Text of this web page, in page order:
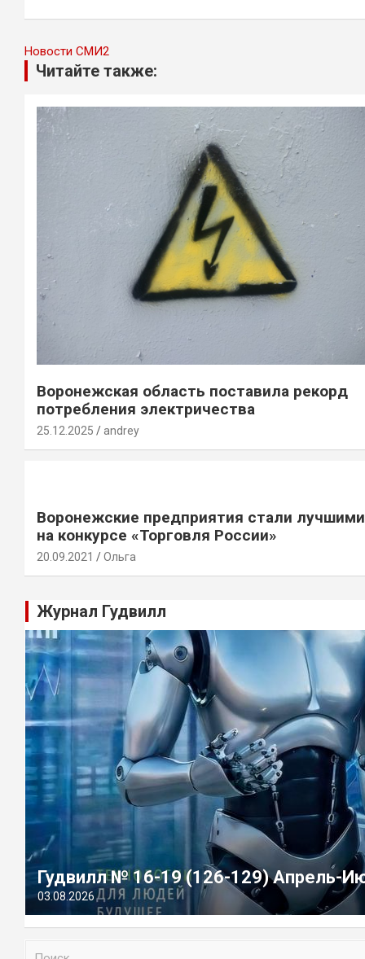
записям
Новости СМИ2
Читайте также:
Воронежская область поставила рекорд
потребления электричества
25.12.2025 andrey
Воронежские предприятия стали лучшими
на конкурсе «Торговля России»
20.09.2021 Ольга
Журнал Гудвилл
Гудвилл № 16-19 (126-129) Апрель-
03.08.2026